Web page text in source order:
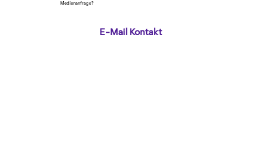
Medienanfrage?
E-Mail Kontakt